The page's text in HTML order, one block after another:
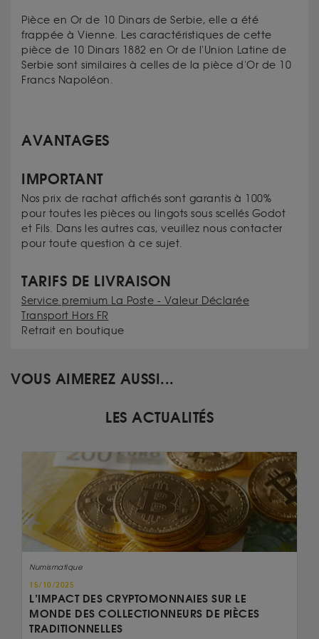
Pièce en Or de 10 Dinars de Serbie, elle a été
frappée à Vienne. Les caractéristiques de cette
pièce de 10 Dinars 1882 en Or de l'Union Latine de
Serbie sont similaires à celles de la pièce d'Or de 10
Francs Napoléon.
AVANTAGES
IMPORTANT
Nos prix de rachat affichés sont garantis à 100%
pour toutes les pièces ou lingots sous scellés Godot
et Fils. Dans les autres cas, veuillez nous contacter
pour toute question à ce sujet.
TARIFS DE LIVRAISON
Service premium La Poste - Valeur Déclarée
Transport Hors FR
Retrait en boutique
VOUS AIMEREZ AUSSI...
LES ACTUALITÉS
Numismatique
15/10/2025
L’IMPACT DES CRYPTOMONNAIES SUR LE
MONDE DES COLLECTIONNEURS DE PIÈCES
TRADITIONNELLES